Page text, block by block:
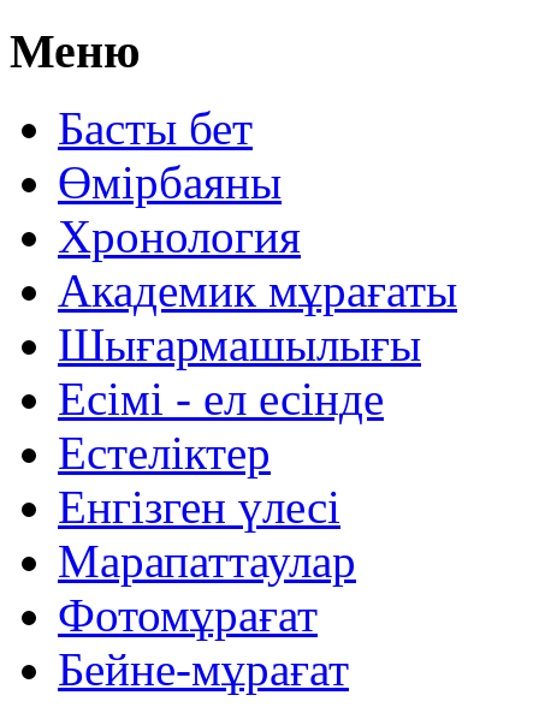
Меню
Басты бет
Өмірбаяны
Хронология
Aкадемик мұрағаты
Шығармашылығы
Есімі - ел есінде
Естеліктер
Енгізген үлесі
Марапаттаулар
Фотомұрағат
Бейне-мұрағат